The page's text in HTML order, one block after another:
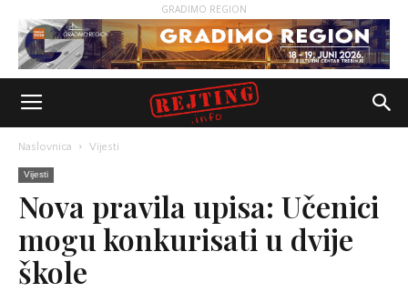
GRADIMO REGION
Naslovnica Vijesti
Vijesti
Nova pravila upisa: Učenici
mogu konkurisati u dvije
škole